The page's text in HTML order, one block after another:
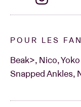
POUR LES
Beak>, Nico,
Snapped Ankles,